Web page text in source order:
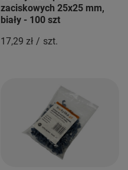
zaciskowych 25x25 mm,
biały - 100 szt
17,29 zł / szt.